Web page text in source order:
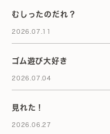
むしったのだれ？
2026.07.11
ゴム遊び大好き
2026.07.04
見れた！
2026.06.27